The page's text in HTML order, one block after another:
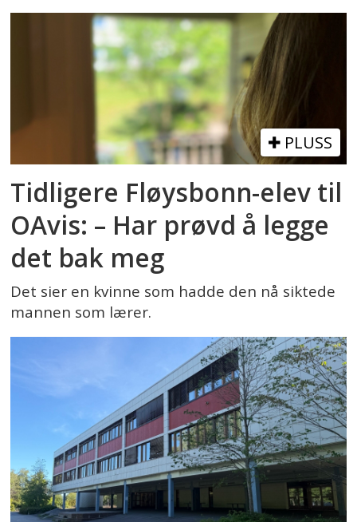
PLUSS
Tidligere Fløysbonn-elev til
OAvis: – Har prøvd å legge
det bak meg
Det sier en kvinne som hadde den nå siktede
mannen som lærer.